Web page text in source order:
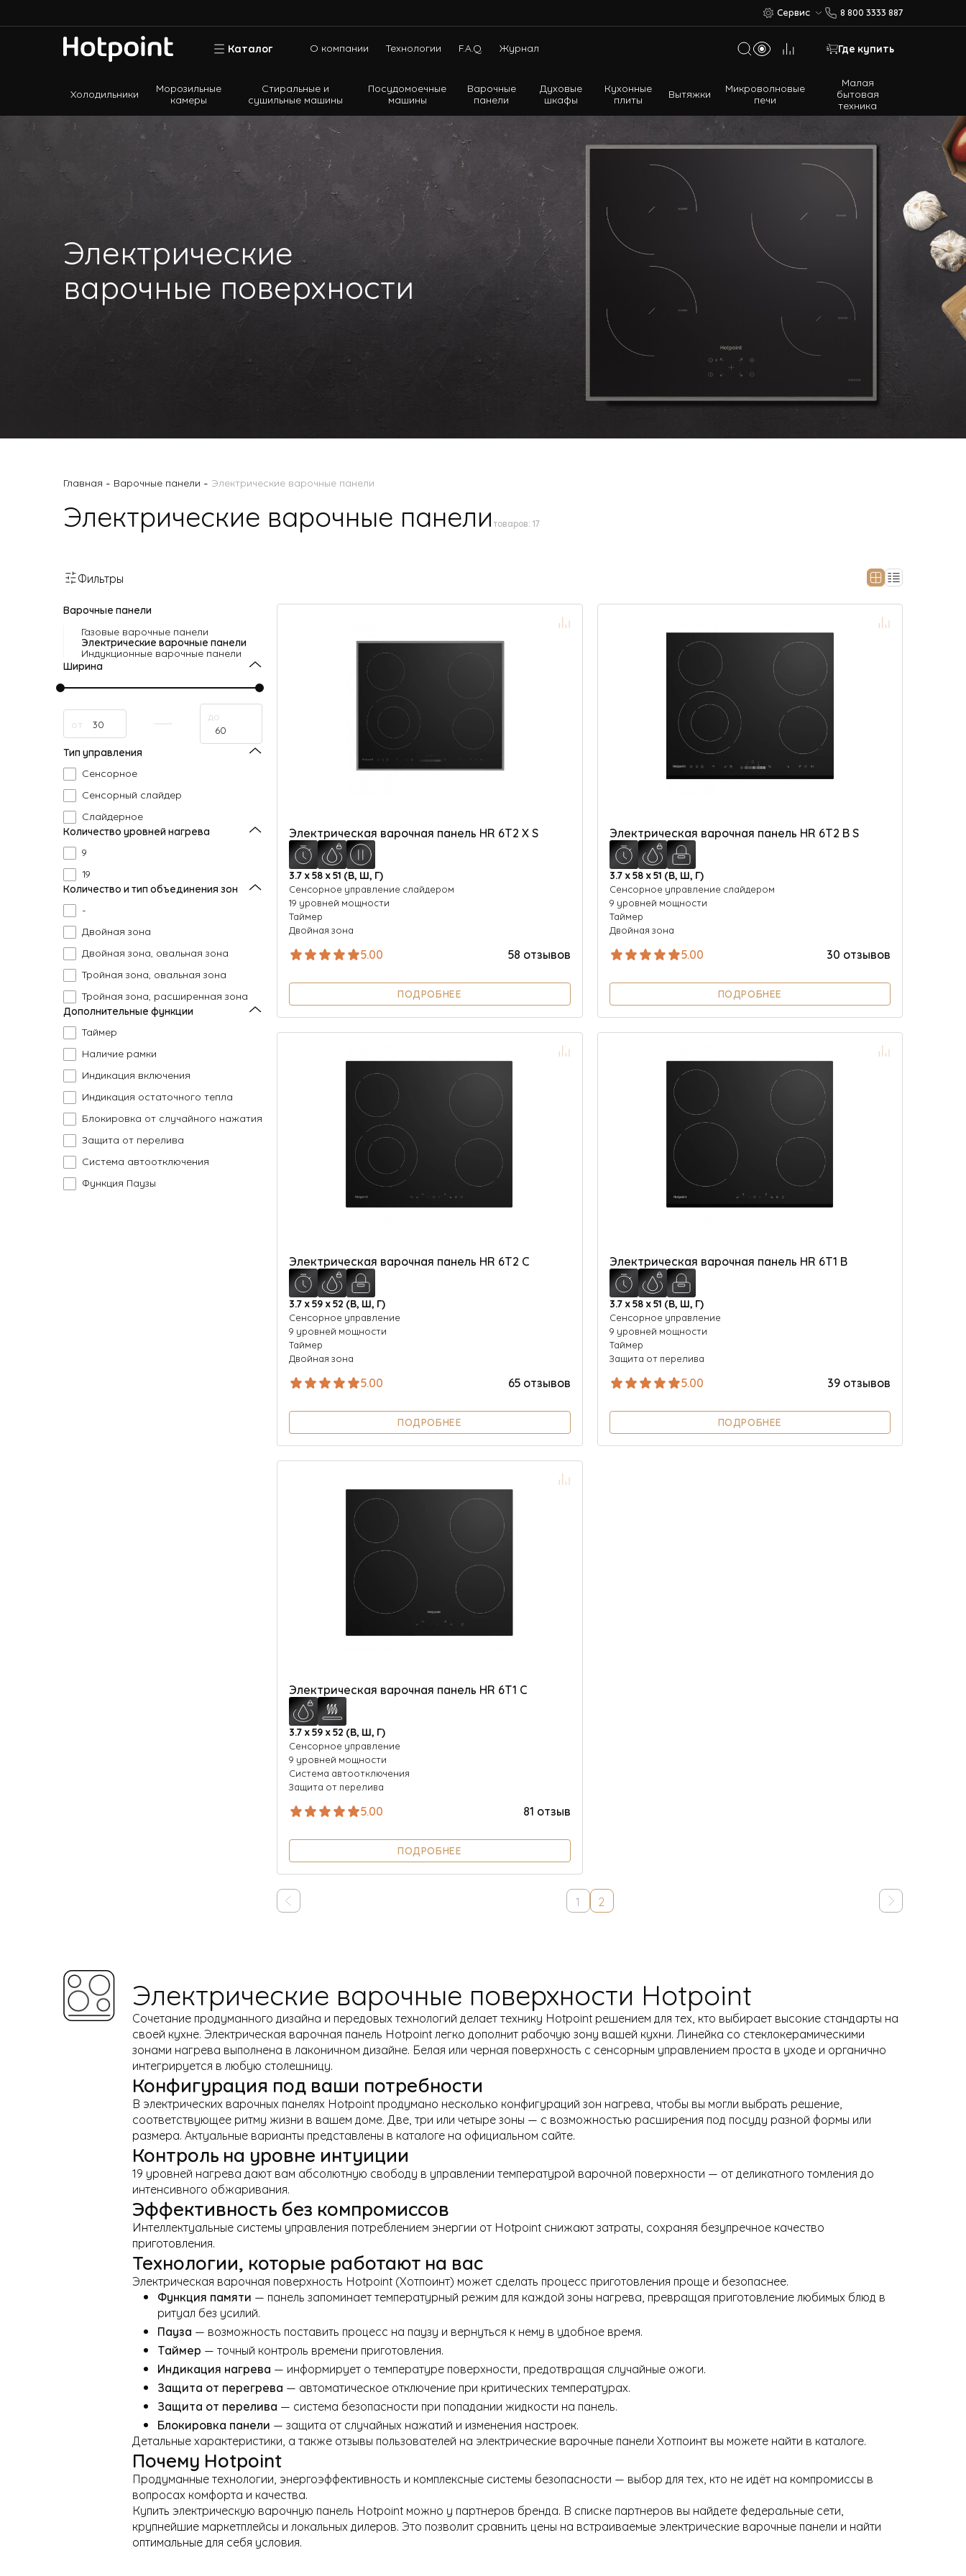
Сервис 8 800 3333 887
Каталог О компании Технологии F.A.Q. Журнал Где купить
Холодильники Морозильные
камеры
Стиральные и
сушильные машины
Посудомоечные
машины
Варочные
панели
Духовые
шкафы
Кухонные
плиты Вытяжки Микроволновые
печи
Малая
бытовая
техника
Холодильники
Морозильные камеры
Стиральные и сушильные машины
Посудомоечные машины
Варочные панели
Духовые шкафы
Кухонные плиты
Микроволновые печи
Малая бытовая техника
Холодильники с нижней морозильной камерой
Холодильники с верхней морозильной камерой
Холодильники Side-by-side
Многодверные холодильники
Встраиваемые холодильники
Электрические
варочные поверхности
Главная - Варочные панели - Электрические варочные панели
Электрические варочные панели товаров: 17
Фильтры
Варочные панели
Газовые варочные панели
Электрические варочные панели
Индукционные варочные панели
Ширина
от
до
Тип управления
Сенсорное
Сенсорный слайдер
Слайдерное
Количество уровней нагрева
9
19
Количество и тип объединения зон
-
Двойная зона
Двойная зона, овальная зона
Тройная зона, овальная зона
Тройная зона, расширенная зона
Дополнительные функции
Таймер
Наличие рамки
Индикация включения
Индикация остаточного тепла
Блокировка от случайного нажатия
Защита от перелива
Система автоотключения
Функция Паузы
Электрическая варочная панель HR 6T2 X S
3.7 х 58 х 51 (В, Ш, Г)
Сенсорное управление слайдером
19 уровней мощности
Таймер
Двойная зона
5.00 58 отзывов
ПОДРОБНЕЕ
Электрическая варочная панель HR 6T2 B S
3.7 х 58 х 51 (В, Ш, Г)
Сенсорное управление слайдером
9 уровней мощности
Таймер
Двойная зона
5.00 30 отзывов
ПОДРОБНЕЕ
Электрическая варочная панель HR 6T2 C
3.7 х 59 х 52 (В, Ш, Г)
Cенсорное управление
9 уровней мощности
Таймер
Двойная зона
5.00 65 отзывов
ПОДРОБНЕЕ
Электрическая варочная панель HR 6T1 B
3.7 х 58 х 51 (В, Ш, Г)
Cенсорное управление
9 уровней мощности
Таймер
Защита от перелива
5.00 39 отзывов
ПОДРОБНЕЕ
Электрическая варочная панель HR 6T1 C
3.7 х 59 х 52 (В, Ш, Г)
Cенсорное управление
9 уровней мощности
Система автоотключения
Защита от перелива
5.00 81 отзыв
ПОДРОБНЕЕ
1 2
Электрические варочные поверхности Hotpoint
Сочетание продуманного дизайна и передовых технологий делает технику Hotpoint решением для тех, кто выбирает высокие стандарты на
своей кухне. Электрическая варочная панель Hotpoint легко дополнит рабочую зону вашей кухни. Линейка со стеклокерамическими
зонами нагрева выполнена в лаконичном дизайне. Белая или черная поверхность с сенсорным управлением проста в уходе и органично
интегрируется в любую столешницу.
Конфигурация под ваши потребности
В электрических варочных панелях Hotpoint продумано несколько конфигураций зон нагрева, чтобы вы могли выбрать решение,
соответствующее ритму жизни в вашем доме. Две, три или четыре зоны — с возможностью расширения под посуду разной формы или
размера. Актуальные варианты представлены в каталоге на официальном сайте.
Контроль на уровне интуиции
19 уровней нагрева дают вам абсолютную свободу в управлении температурой варочной поверхности — от деликатного томления до
интенсивного обжаривания.
Эффективность без компромиссов
Интеллектуальные системы управления потреблением энергии от Hotpoint снижают затраты, сохраняя безупречное качество
приготовления.
Технологии, которые работают на вас
Электрическая варочная поверхность Hotpoint (Хотпоинт) может сделать процесс приготовления проще и безопаснее.
Функция памяти — панель запоминает температурный режим для каждой зоны нагрева, превращая приготовление любимых блюд в
ритуал без усилий.
Пауза — возможность поставить процесс на паузу и вернуться к нему в удобное время.
Таймер — точный контроль времени приготовления.
Индикация нагрева — информирует о температуре поверхности, предотвращая случайные ожоги.
Защита от перегрева — автоматическое отключение при критических температурах.
Защита от перелива — система безопасности при попадании жидкости на панель.
Блокировка панели — защита от случайных нажатий и изменения настроек.
Детальные характеристики, а также отзывы пользователей на электрические варочные панели Хотпоинт вы можете найти в каталоге.
Почему Hotpoint
Продуманные технологии, энергоэффективность и комплексные системы безопасности — выбор для тех, кто не идёт на компромиссы в
вопросах комфорта и качества.
Купить электрическую варочную панель Hotpoint можно у партнеров бренда. В списке партнеров вы найдете федеральные сети,
крупнейшие маркетплейсы и локальных дилеров. Это позволит сравнить цены на встраиваемые электрические варочные панели и найти
оптимальные для себя условия.